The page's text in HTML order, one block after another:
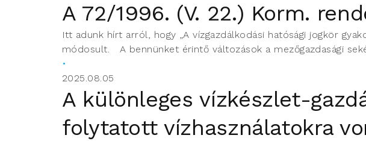
A 72/1996. (V. 22.) Korm.
Itt adunk hírt arról, hogy „A vízgazdálkodási hatósági jogkör
módosult. A bennünket érintő változások a mezőgazdasági
2025.08.05
A különleges vízkészlet-
folytatott vízhasználatokra